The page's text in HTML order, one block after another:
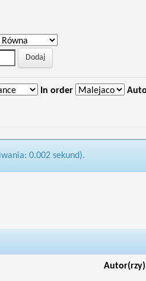
In order
0.002 sekund).
Autor(rzy)